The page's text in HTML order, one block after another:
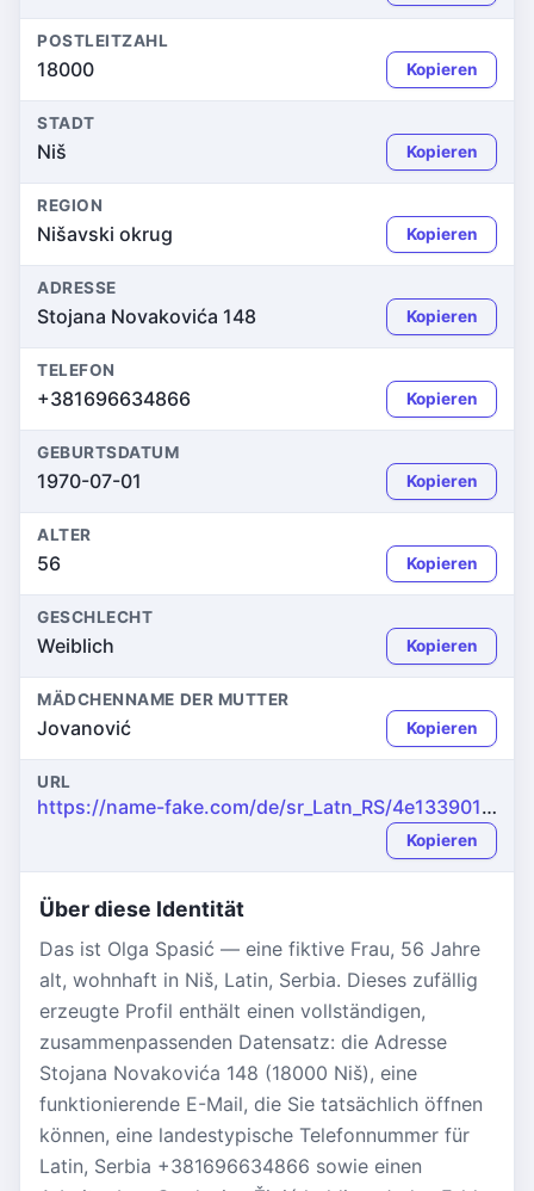
POSTLEITZAHL
18000 Kopieren
STADT
Niš Kopieren
REGION
Nišavski okrug Kopieren
ADRESSE
Stojana Novakovića 148 Kopieren
TELEFON
+381696634866 Kopieren
GEBURTSDATUM
1970-07-01 Kopieren
ALTER
56 Kopieren
GESCHLECHT
Weiblich Kopieren
MÄDCHENNAME DER MUTTER
Jovanović Kopieren
URL
https://name-fake.com/de/sr_Latn_RS/4e1339011aee2c9eb4d15774321e6a9d
Kopieren
Über diese Identität
Das ist Olga Spasić — eine fiktive Frau, 56 Jahre
alt, wohnhaft in Niš, Latin, Serbia. Dieses zufällig
erzeugte Profil enthält einen vollständigen,
zusammenpassenden Datensatz: die Adresse
Stojana Novakovića 148 (18000 Niš), eine
funktionierende E-Mail, die Sie tatsächlich öffnen
können, eine landestypische Telefonnummer für
Latin, Serbia +381696634866 sowie einen